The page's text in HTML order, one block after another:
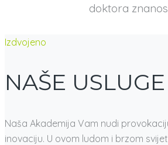
doktora
Izdvojeno
NAŠE USLUGE
Naša Akademija Vam nudi
inovaciju. U ovom ludom i brzom